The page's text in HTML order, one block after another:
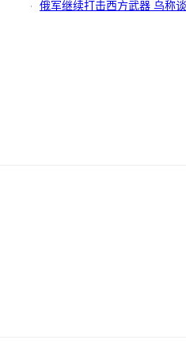
俄军继续打击西方武器 乌称